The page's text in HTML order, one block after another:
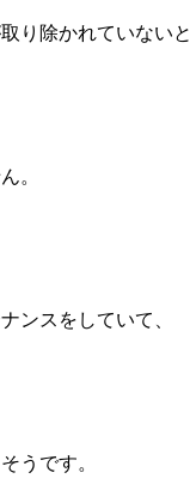
り除かれていないと
。
ンスをしていて、
うです。